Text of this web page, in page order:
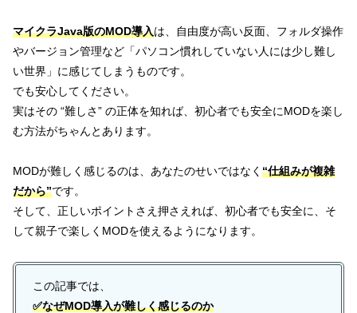
マイクラJava版のMOD導入は、自由度が高い反面、フォルダ操作
やバージョン管理など「パソコン慣れしていない人には少し難し
い世界」に感じてしまうものです。
でも安心してください。
実はその “難しさ” の正体を知れば、初心者でも安全にMODを楽し
む方法がちゃんとあります。
MODが難しく感じるのは、あなたのせいではなく “仕組みが複雑
だから”です。
そして、正しいポイントさえ押さえれば、初心者でも安全に、そ
して親子で楽しくMODを使えるようになります。
この記事では、
✅なぜMOD導入が難しく感じるのか